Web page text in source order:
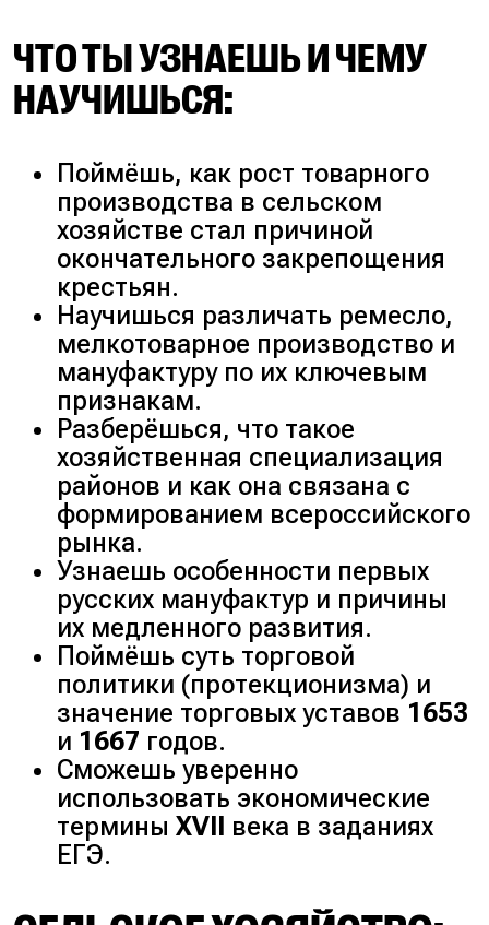
ЧТО ТЫ УЗНАЕШЬ И ЧЕМУ
НАУЧИШЬСЯ:
Поймёшь, как рост товарного
производства в сельском
хозяйстве стал причиной
окончательного закрепощения
крестьян.
Научишься различать ремесло,
мелкотоварное производство и
мануфактуру по их ключевым
признакам.
Разберёшься, что такое
хозяйственная специализация
районов и как она связана с
формированием всероссийского
рынка.
Узнаешь особенности первых
русских мануфактур и причины
их медленного развития.
Поймёшь суть торговой
политики (протекционизма) и
значение торговых уставов 1653
и 1667 годов.
Сможешь уверенно
использовать экономические
терминыXVII века в заданиях
ЕГЭ.